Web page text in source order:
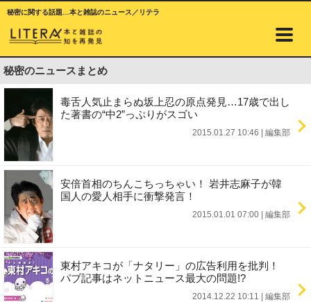
秘密に関する話題…本と雑誌のニュース／リテラ
秘密のニュースまとめ
毒舌人気止まらぬ坂上忍の原点発見…17歳で出し
た著書の“中2”っぷりがスゴい
2015.01.27 10:46 編集部
安倍首相のちんこちっちゃい！ 岩井志麻子が韓
国人の愛人相手に衝撃発言！
2015.01.01 07:00 編集部
東村アキコが「ナタリー」の広告利用を批判！
パブ記事はネットニュース最大の問題!?
2014.12.22 10:11 編集部